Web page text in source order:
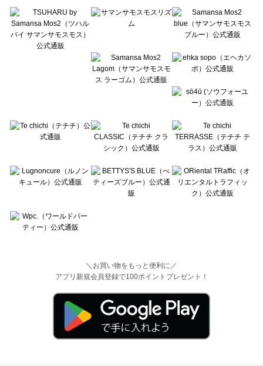
Lugnoncure（ルノンキュール）のその他シューズ一覧
BETTY'S BLUE（べティーズブルー）のその他シューズ一覧
Wpc.（ワールドパーティー）のその他シューズ一覧
＼お買い物をもっと便利に／
アプリ新規会員登録で100ポイントプレゼント！